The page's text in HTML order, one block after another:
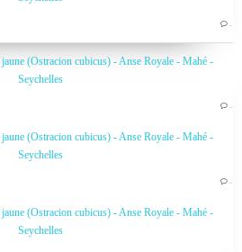
…
(Ostracion cubicus) - Anse Royale - Mahé -
Seychelles
…
(Ostracion cubicus) - Anse Royale - Mahé -
Seychelles
…
(Ostracion cubicus) - Anse Royale - Mahé -
Seychelles